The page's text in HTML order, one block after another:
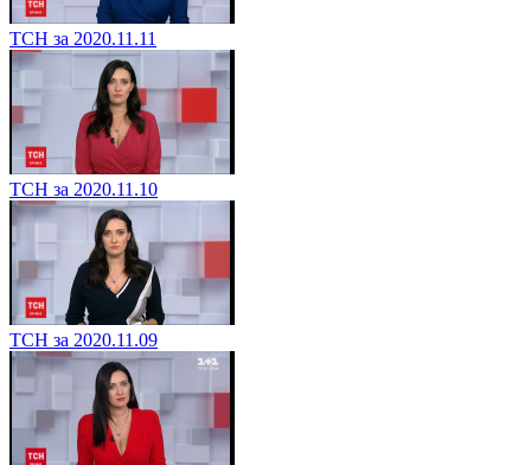
ТСН за 2020.11.11
ТСН за 2020.11.10
ТСН за 2020.11.09